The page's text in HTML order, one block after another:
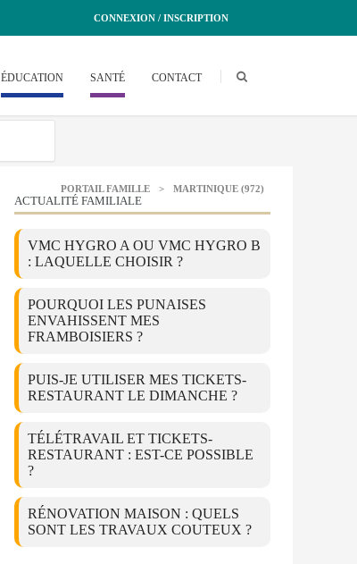
CONNEXION / INSCRIPTION
ÉDUCATION SANTÉ CONTACT
PORTAIL FAMILLE > MARTINIQUE (972)
ACTUALITÉ FAMILIALE
VMC HYGRO A OU VMC HYGRO B
: LAQUELLE CHOISIR ?
POURQUOI LES PUNAISES
ENVAHISSENT MES
FRAMBOISIERS ?
PUIS-JE UTILISER MES TICKETS-
RESTAURANT LE DIMANCHE ?
TÉLÉTRAVAIL ET TICKETS-
RESTAURANT : EST-CE POSSIBLE
?
RÉNOVATION MAISON : QUELS
SONT LES TRAVAUX COUTEUX ?